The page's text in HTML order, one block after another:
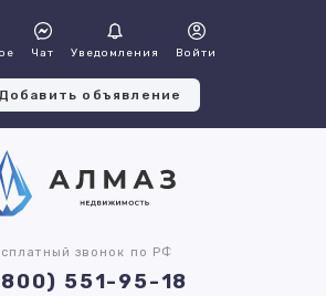
Чат Уведомления Войти
Добавить объявление
звонок по РФ
551-95-18